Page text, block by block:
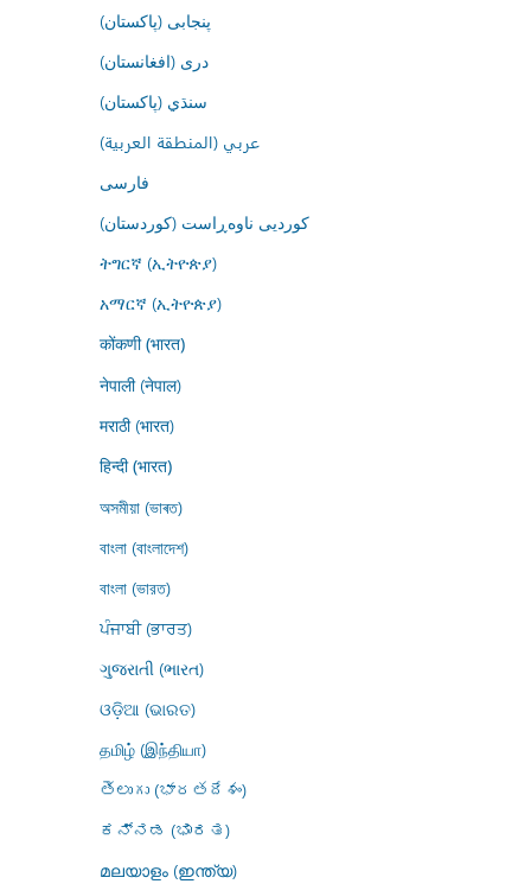
پنجابی (پاکستان)
درى (افغانستان)
سنڌي (پاکستان)
عربي (المنطقة العربية)
فارسى
کوردیی ناوەڕاست (کوردستان)
ትግርኛ (ኢትዮጵያ)
አማርኛ (ኢትዮጵያ)
कोंकणी (भारत)
नेपाली (नेपाल)
मराठी (भारत)
हिन्दी (भारत)
অসমীয়া (ভাৰত)
বাংলা (বাংলাদেশ)
বাংলা (ভারত)
ਪੰਜਾਬੀ (ਭਾਰਤ)
ગુજરાતી (ભારત)
ଓଡ଼ିଆ (ଭାରତ)
தமிழ் (இந்தியா)
తెలుగు (భారతదేశం)
ಕನ್ನಡ (ಭಾರತ)
മലയാളം (ഇന്ത്യ)